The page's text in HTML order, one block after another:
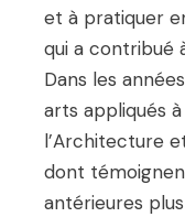
et à pratiquer
qui a contribué
Dans les
arts appliqués
l’Architecture
dont
antérieures